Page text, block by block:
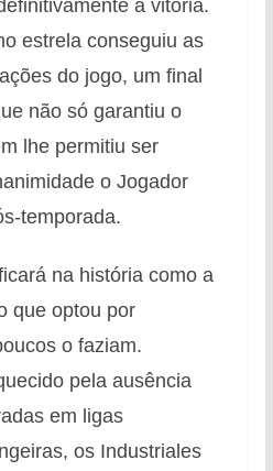
a vitória.
estrela conseguiu as
do jogo, um final
não só garantiu o
lhe permitiu ser
o Jogador
temporada.
na história como a
que optou por
o faziam.
pela ausência
em ligas
os Industriales